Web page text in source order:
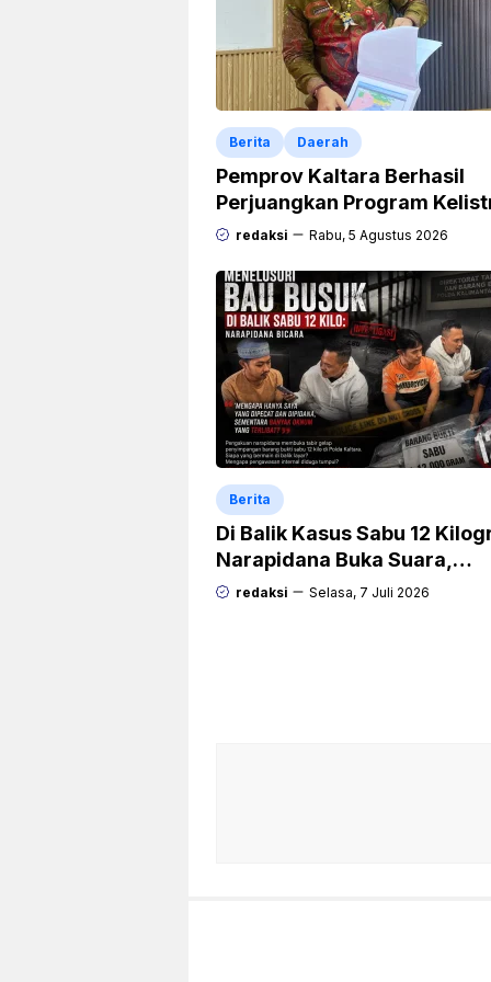
Berita Daerah
Pemprov Kaltara Berhasil
Perjuangkan Program
Rp471 Miliar dari Pemerintah
redaksi Rabu, 5 Agustus 2026
Berita
Di Balik Kasus Sabu 12
Narapidana Buka Suara,
“Mengapa Hanya Saya yang
redaksi Selasa, 7 Juli 2026